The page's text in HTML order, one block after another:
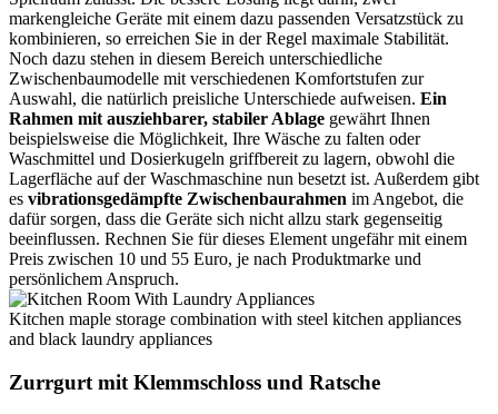
markengleiche Geräte mit einem dazu passenden Versatzstück zu
kombinieren, so erreichen Sie in der Regel maximale Stabilität.
Noch dazu stehen in diesem Bereich unterschiedliche
Zwischenbaumodelle mit verschiedenen Komfortstufen zur
Auswahl, die natürlich preisliche Unterschiede aufweisen. Ein
Rahmen mit ausziehbarer, stabiler Ablage gewährt Ihnen
beispielsweise die Möglichkeit, Ihre Wäsche zu falten oder
Waschmittel und Dosierkugeln griffbereit zu lagern, obwohl die
Lagerfläche auf der Waschmaschine nun besetzt ist. Außerdem gibt
es vibrationsgedämpfte Zwischenbaurahmen im Angebot, die
dafür sorgen, dass die Geräte sich nicht allzu stark gegenseitig
beeinflussen. Rechnen Sie für dieses Element ungefähr mit einem
Preis zwischen 10 und 55 Euro, je nach Produktmarke und
persönlichem Anspruch.
Kitchen maple storage combination with steel kitchen appliances
and black laundry appliances
Zurrgurt mit Klemmschloss und Ratsche